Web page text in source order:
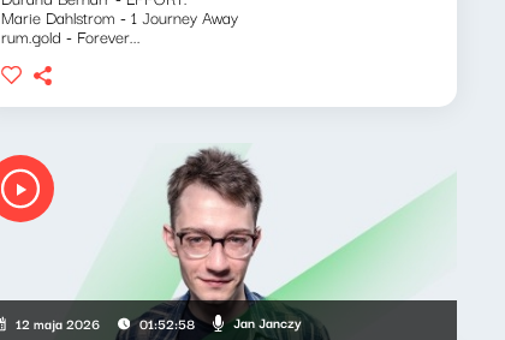
Marie Dahlstrom - 1 Journey Away
rum.gold - Forever...
12 maja 2026 01:52:58 Jan Janczy